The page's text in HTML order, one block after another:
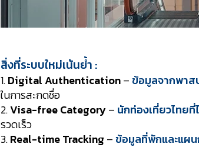
สิ่งที่ระบบใหม่เน้นย้ำ :
1.Digital Authentication–ข้อมูลจากพาส
ในการสะกดชื่อ
2.Visa-free Category– นักท่องเที่ยวไทย
รวดเร็ว
3.Real-time Tracking –ข้อมูลที่พักและแผน